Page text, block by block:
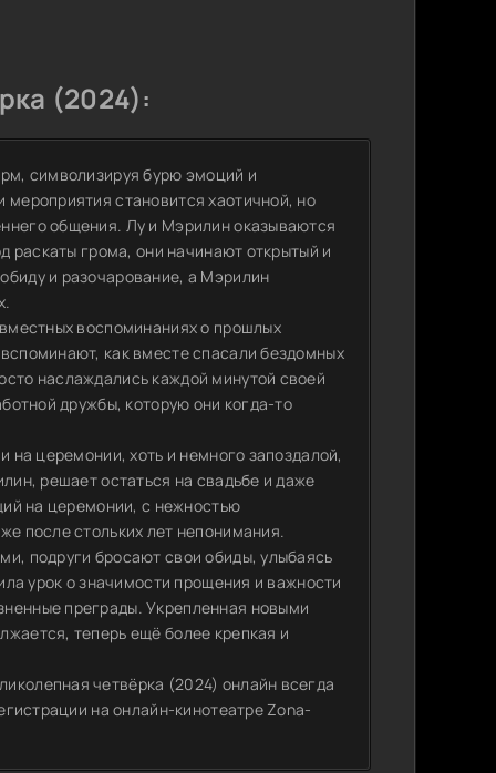
(2024):
символизируя бурю эмоций и
становится хаотичной, но
общения. Лу и Мэрилин оказываются
раскаты грома, они начинают открытый и
и разочарование, а Мэрилин
воспоминаниях о прошлых
как вместе спасали бездомных
наслаждались каждой минутой своей
дружбы, которую они когда-то
на церемонии, хоть и немного запоздалой,
решает остаться на свадьбе и даже
на церемонии, с нежностью
после стольких лет непонимания.
подруги бросают свои обиды, улыбаясь
урок о значимости прощения и важности
преграды. Укрепленная новыми
теперь ещё более крепкая и
четвёрка (2024) онлайн всегда
на онлайн-кинотеатре Zona-